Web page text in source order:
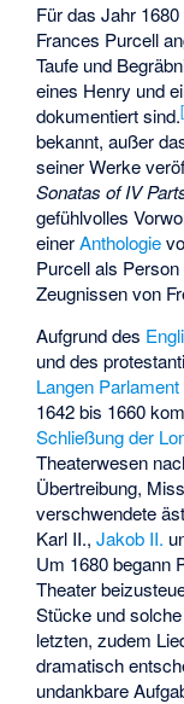
Für das Jahr
Frances Purcell
Taufe und
eines Henry und
dokumentiert sind.[
bekannt, außer
seiner Werke
Sonatas of IV
gefühlvolles
einerAnthologie
Purcell als
Zeugnissen von
Aufgrund des
und des
Langen Parlament
1642 bis 1660
Schließung der
Theaterwesen
Übertreibung,
verschwendete
Karl II.,Jakob II.
Um 1680 begann
Theater
Stücke und
letzten, zudem
dramatisch
undankbare